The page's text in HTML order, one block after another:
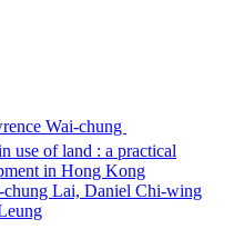
Wai-chung
use of land : a practical
in Hong Kong
chung Lai, Daniel Chi-wing